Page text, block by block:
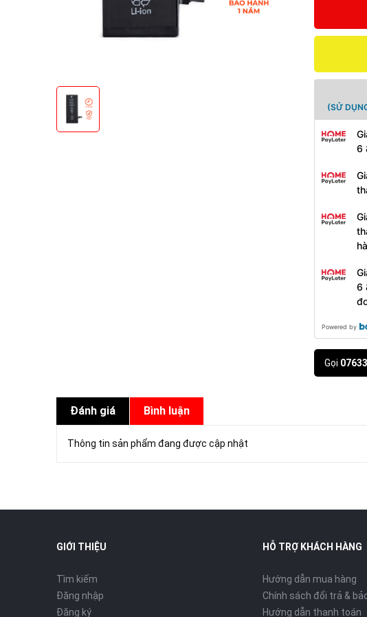
(SỬ
6
6
Powered by
Gọi
Đánh giá Bình luận
Thông tin sản phẩm đang được cập nhật
GIỚI THIỆU
Tìm kiếm
Đăng nhập
Đăng ký
HỖ TRỢ KHÁCH HÀNG
Hướng dẫn mua hàng
Chính sách đổi trả &
Hướng dẫn thanh toán